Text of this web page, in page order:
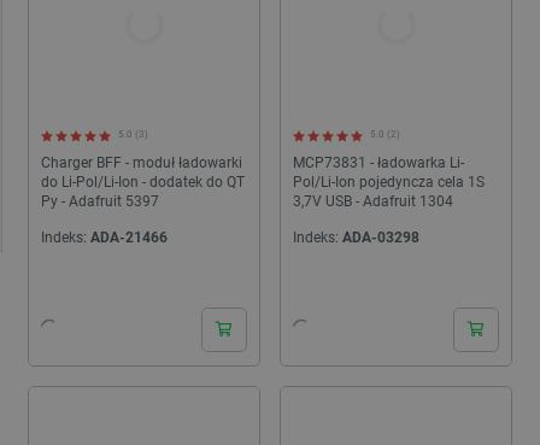
Charger BFF - moduł ładowarki
do Li-Pol/Li-Ion - dodatek do QT
Py - Adafruit 5397
5.0 (3)
Indeks: ADA-21466
MCP73831 - ładowarka Li-
Pol/Li-Ion pojedyncza cela 1S
3,7V USB - Adafruit 1304
5.0 (2)
Indeks: ADA-03298